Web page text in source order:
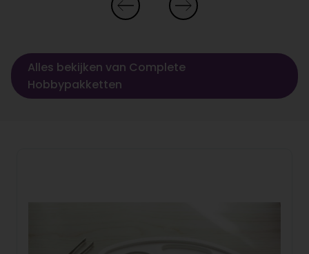
Alles bekijken van Complete
Hobbypakketten